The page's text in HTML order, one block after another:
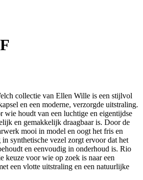
collectie van Ellen Wille is een stijlvol
en een moderne, verzorgde uitstraling.
wie houdt van een luchtige en eigentijdse
en gemakkelijk draagbaar is. Door de
mooi in model en oogt het fris en
synthetische vezel zorgt ervoor dat het
en eenvoudig in onderhoud is. Rio
keuze voor wie op zoek is naar een
een vlotte uitstraling en een natuurlijke